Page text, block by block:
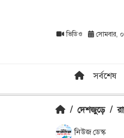
ভিডিও সোমবার,
সর্বশেষ
/ দেশজুড়ে /
নিউজ ডেস্ক